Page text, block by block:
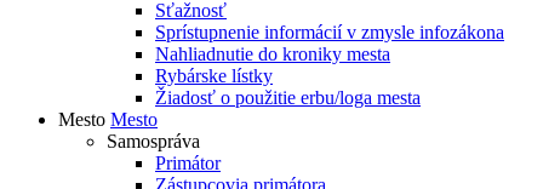
Sťažnosť
Sprístupnenie informácií v zmysle infozákona
Nahliadnutie do kroniky mesta
Rybárske lístky
Žiadosť o použitie erbu/loga mesta
Mesto Mesto
Samospráva
Primátor
Zástupcovia primátora